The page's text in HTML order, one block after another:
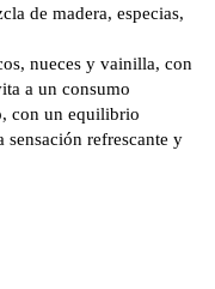
de madera, especias,
nueces y vainilla, con
a un consumo
con un equilibrio
refrescante y